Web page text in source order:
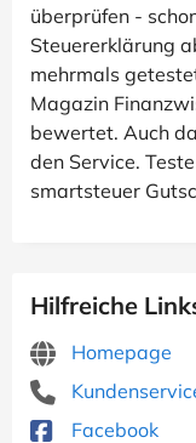
überprüfen -
Steuererklärung
mehrmals
Magazin
bewertet. Auch
den Service.
smartsteuer
Hilfreiche
Homepage
Facebook